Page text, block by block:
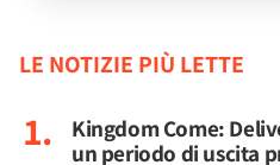
LE NOTIZIE PIÙ LETTE
Kingdom Come:
un periodo di uscita